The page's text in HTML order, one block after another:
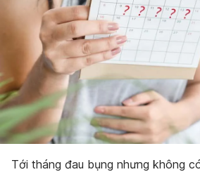
Tới tháng đau bụng nhưng không